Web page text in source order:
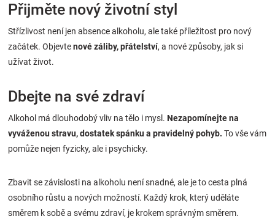
Přijměte nový životní styl
Střízlivost není jen absence alkoholu, ale také příležitost pro nový
začátek. Objevtenové záliby, přátelství, a nové způsoby, jak si
užívat život.
Dbejte na své zdraví
Alkohol má dlouhodobý vliv na tělo i mysl. Nezapomínejte na
vyváženou stravu, dostatek spánku a pravidelný pohyb. To vše vám
pomůže nejen fyzicky, ale i psychicky.
Zbavit se závislosti na alkoholu není snadné, ale je to cesta plná
osobního růstu a nových možností. Každý krok, který uděláte
směrem k sobě a svému zdraví, je krokem správným směrem.